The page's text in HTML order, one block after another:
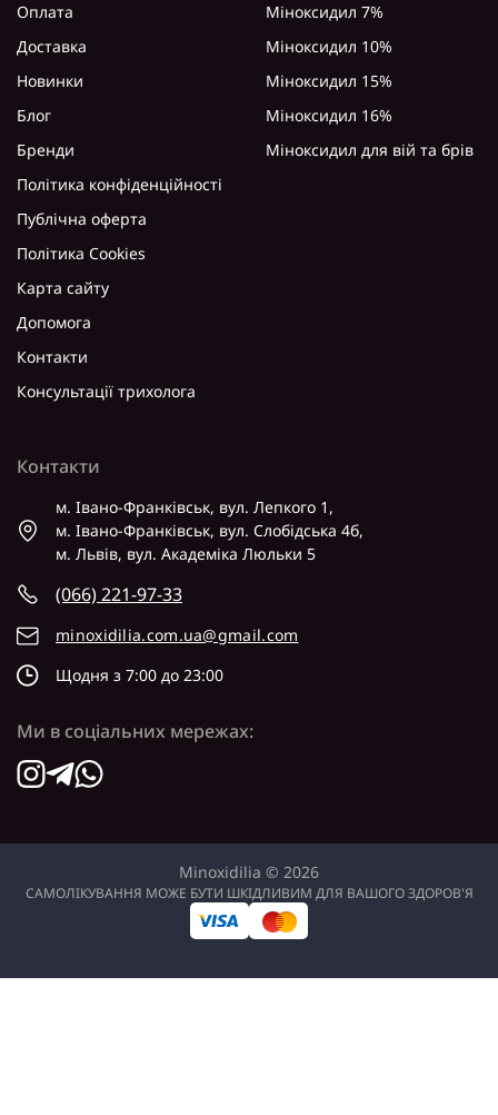
Оплата
Доставка
Новинки
Блог
Бренди
Політика конфіденційності
Публічна оферта
Політика Cookies
Карта сайту
Допомога
Контакти
Консультації трихолога
Міноксидил 7%
Міноксидил 10%
Міноксидил 15%
Міноксидил 16%
Міноксидил для вій та брів
Контакти
м. Івано-Франківськ, вул. Лепкого 1,
м. Івано-Франківськ, вул. Слобідська 4б,
м. Львів, вул. Академіка Люльки 5
(066) 221-97-33
minoxidilia.com.ua@gmail.com
Щодня з 7:00 до 23:00
Ми в соціальних мережах:
Minoxidilia © 2026
САМОЛІКУВАННЯ МОЖЕ БУТИ ШКІДЛИВИМ ДЛЯ ВАШОГО ЗДОРОВ'Я